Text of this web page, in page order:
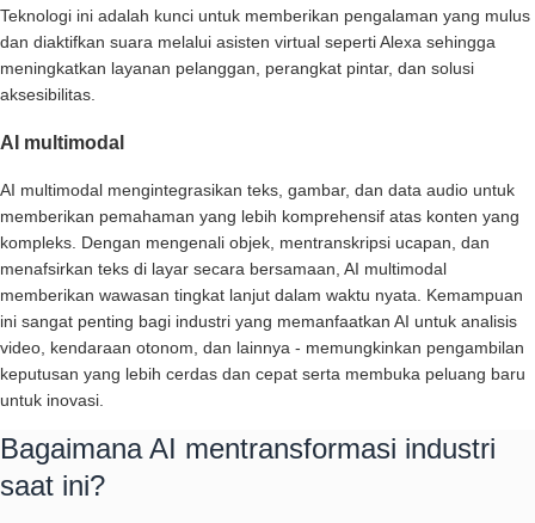
Teknologi ini adalah kunci untuk memberikan pengalaman yang mulus
dan diaktifkan suara melalui asisten virtual seperti Alexa sehingga
meningkatkan layanan pelanggan, perangkat pintar, dan solusi
aksesibilitas.
AI multimodal
AI multimodal mengintegrasikan teks, gambar, dan data audio untuk
memberikan pemahaman yang lebih komprehensif atas konten yang
kompleks. Dengan mengenali objek, mentranskripsi ucapan, dan
menafsirkan teks di layar secara bersamaan, AI multimodal
memberikan wawasan tingkat lanjut dalam waktu nyata. Kemampuan
ini sangat penting bagi industri yang memanfaatkan AI untuk analisis
video, kendaraan otonom, dan lainnya - memungkinkan pengambilan
keputusan yang lebih cerdas dan cepat serta membuka peluang baru
untuk inovasi.
Bagaimana AI mentransformasi industri
saat ini?